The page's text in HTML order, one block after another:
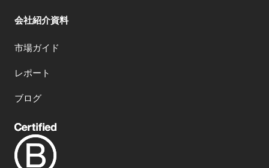
会社紹介資料
市場ガイド
レポート
ブログ